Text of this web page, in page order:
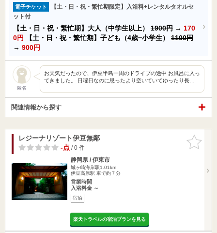
電子チケット
【土・日・祝・繁忙期限定】入浴料+レンタルタオルセ
ット付
【土・日・祝・繁忙期】大人（中学生以上） 1900円 → 170
0円
【土・日・祝・繁忙期】子ども（4歳~小学生） 1100円
→ 900円
匿名
お天気だったので、伊豆半島一周のドライブの途中 お風呂に入っ
てきました。 日曜日なのに思ったより空いていてゆったり長…
関連情報から探す
お気に入
りに追加
レジーナリゾート伊豆無鄰
-点/ 0 件
静岡県 / 伊東市
城ヶ崎海岸駅1.01km
伊豆高原駅 車で約７分
営業時間
入浴料金 ～
宿泊
楽天トラベルの宿泊プランを見る